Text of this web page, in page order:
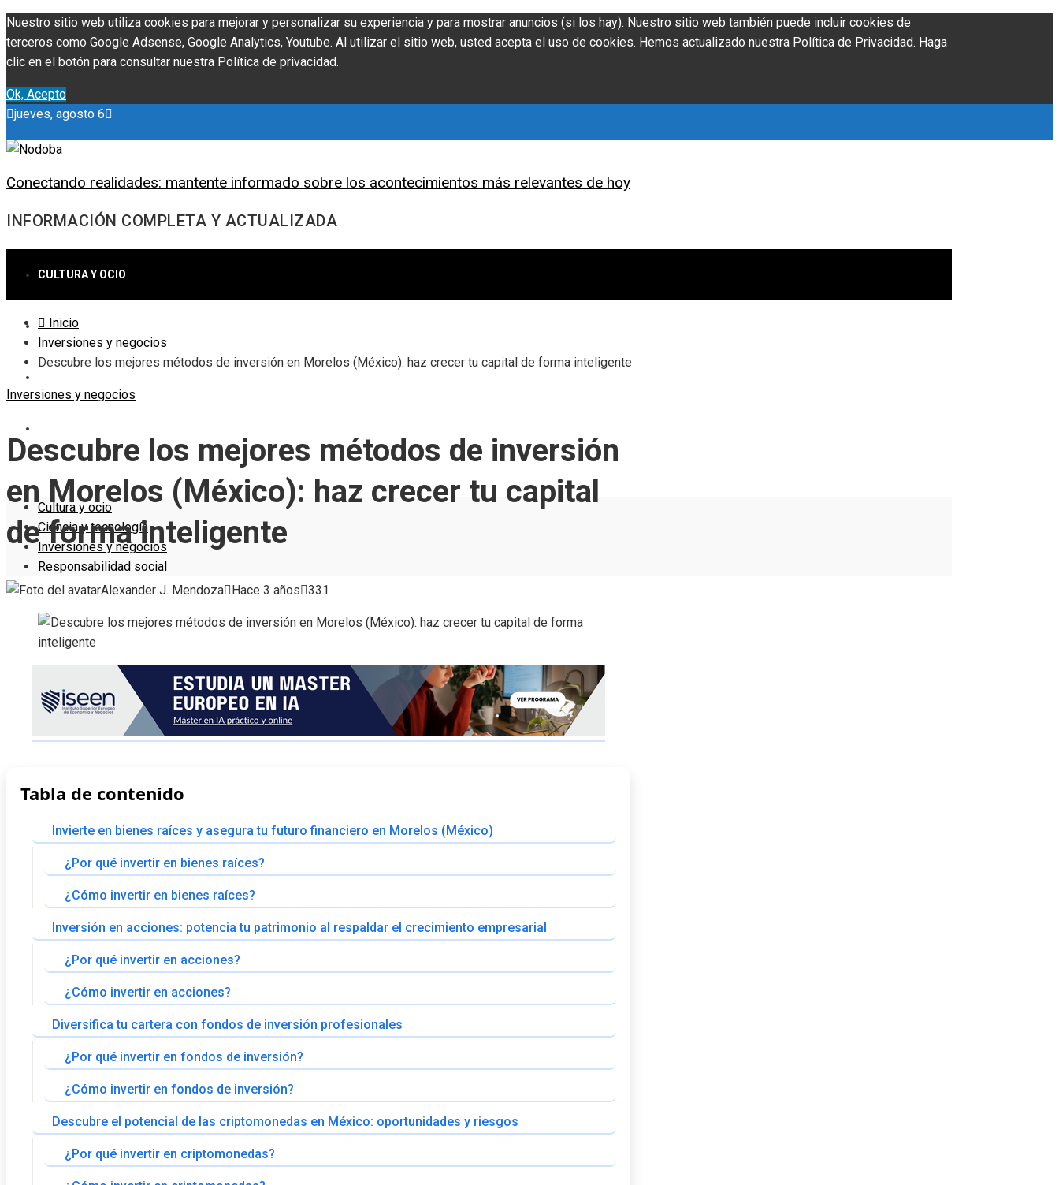
Nuestro sitio web utiliza cookies para mejorar y personalizar su experiencia y para mostrar anuncios (si los hay). Nuestro sitio web también puede incluir cookies de
terceros como Google Adsense, Google Analytics, Youtube. Al utilizar el sitio web, usted acepta el uso de cookies. Hemos actualizado nuestra Política de Privacidad. Haga
clic en el botón para consultar nuestra Política de privacidad.
Ok, Acepto
jueves, agosto 6
Conectando realidades: mantente informado sobre los acontecimientos más relevantes de hoy
INFORMACIÓN COMPLETA Y ACTUALIZADA
CULTURA Y OCIO
CIENCIA Y TECNOLOGÍA
Cultura y ocio
Ciencia y tecnología
Inversiones y negocios
Responsabilidad social
Inicio
Inversiones y negocios
Descubre los mejores métodos de inversión en Morelos (México): haz crecer tu capital de forma inteligente
Inversiones y negocios
Descubre los mejores métodos de inversión
en Morelos (México): haz crecer tu capital
de forma inteligente
Alexander J. Mendoza Hace 3 años 331
Tabla de contenido
Invierte en bienes raíces y asegura tu futuro financiero en Morelos (México)
¿Por qué invertir en bienes raíces?
¿Cómo invertir en bienes raíces?
Inversión en acciones: potencia tu patrimonio al respaldar el crecimiento empresarial
¿Por qué invertir en acciones?
¿Cómo invertir en acciones?
Diversifica tu cartera con fondos de inversión profesionales
¿Por qué invertir en fondos de inversión?
¿Cómo invertir en fondos de inversión?
Descubre el potencial de las criptomonedas en México: oportunidades y riesgos
¿Por qué invertir en criptomonedas?